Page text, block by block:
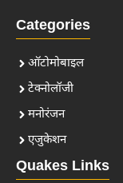
Categories
ऑटोमोबाइल
टेक्नोलॉजी
मनोरंजन
एजुकेशन
Quakes Links